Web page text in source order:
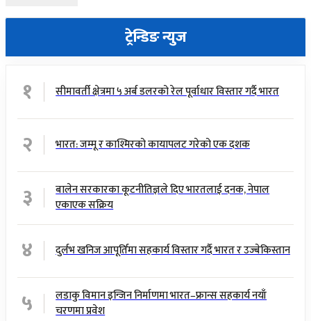
ट्रेन्डिङ न्युज
१ सीमावर्ती क्षेत्रमा ५ अर्ब डलरको रेल पूर्वाधार विस्तार गर्दै भारत
२ भारत: जम्मू र काश्मिरको कायापलट गरेको एक दशक
३
बालेन सरकारका कूटनीतिज्ञले दिए भारतलाई दनक, नेपाल
एकाएक सक्रिय
४ दुर्लभ खनिज आपूर्तिमा सहकार्य विस्तार गर्दै भारत र उज्बेकिस्तान
५
लडाकु विमान इन्जिन निर्माणमा भारत–फ्रान्स सहकार्य नयाँ
चरणमा प्रवेश